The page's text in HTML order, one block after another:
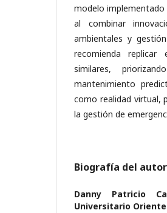
modelo
al combinar
ambientales y
recomienda
similares,
mantenimiento
como realidad virtual,
la gestión de
Biografía del
Danny Patricio
Universitario Oriente